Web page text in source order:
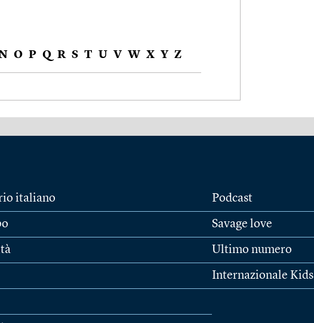
O P Q R S T U V W X Y Z
italiano Podcast
Savage love
Ultimo numero
Internazionale Kids